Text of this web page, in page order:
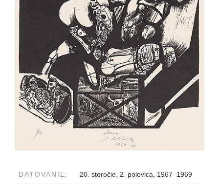
DATOVANIE: 20. storočie, 2. polovica, 1967–1969